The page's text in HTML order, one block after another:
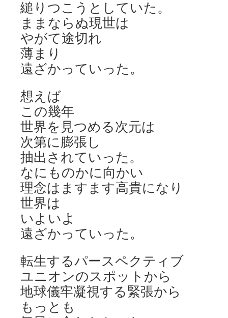
縋りつこうとしていた。
ままならぬ現世は
やがて途切れ
薄まり
遠ざかっていった。
想えば
この幾年
世界を見つめる次元は
次第に膨張し
抽出されていった。
なにものかに向かい
理念はますます高貴になり
世界は
いよいよ
遠ざかっていった。
転生するパースペクティブ
ユニオンのスポットから
地球儀牢凝視する緊張から
もっとも